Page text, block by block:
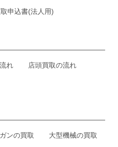
申込書(法人用)
れ 店頭買取の流れ
ンの買取 大型機械の買取